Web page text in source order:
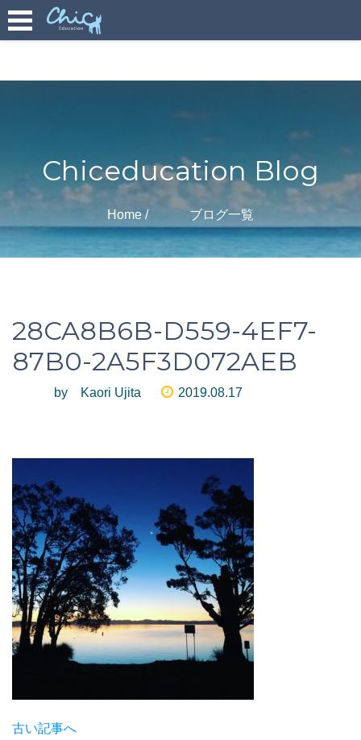
Chiceducation Blog
Home ブログ一覧
28CA8B6B-D559-4EF7-
87B0-2A5F3D072AEB
by Kaori Ujita 2019.08.17
古い記事へ